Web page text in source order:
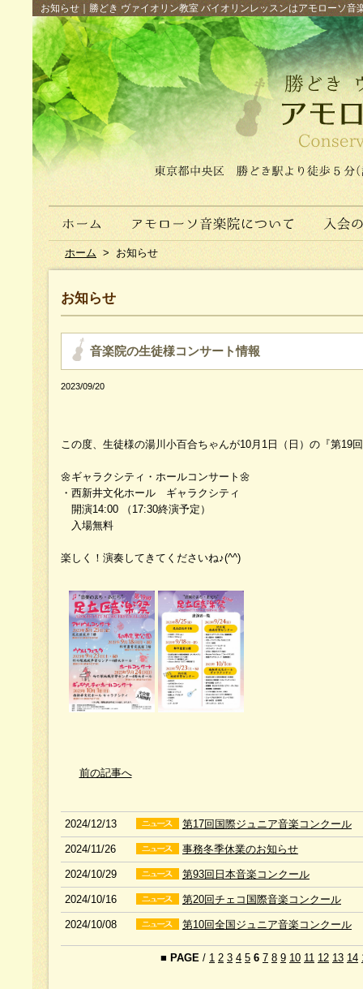
お知らせ｜勝どき ヴァイオリン教室 バイオリンレッスンはアモローソ
ホーム > お知らせ
お知らせ
音楽院の生徒様コンサート情報
2023/09/20
この度、生徒様の湯川小百合ちゃんが10月1日（日）の『第19
🌼ギャラクシティ・ホールコンサート🌼
・西新井文化ホール ギャラクシティ
開演14:00 （17:30終演予定）
入場無料
楽しく！演奏してきてくださいね♪(^^)
前の記事へ
2024/12/13 第17回国際ジュニア音楽コンクール
2024/11/26 事務冬季休業のお知らせ
2024/10/29 第93回日本音楽コンクール
2024/10/16 第20回チェコ国際音楽コンクール
2024/10/08 第10回全国ジュニア音楽コンクール
■ PAGE / 1 2 3 4 5 6 7 8 9 10 11 12 13 14